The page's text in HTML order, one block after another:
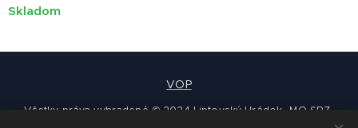
Skladom
VOP
Všetky práva vyhradené © 2024 Liptovský Hrádok -MO SRZ-